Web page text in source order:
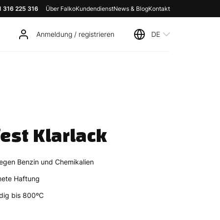
316 225 316 Über FalkoKundendienstNews & BlogKontakt
Anmeldung / registrieren DE
Klarlack
Benzin und Chemikalien
Haftung
bis 800ºC